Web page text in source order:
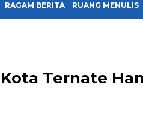
RAGAM BERITA RUANG MENULIS
Ternate